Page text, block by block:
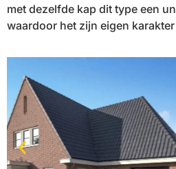
met dezelfde kap dit type een
waardoor het zijn eigen